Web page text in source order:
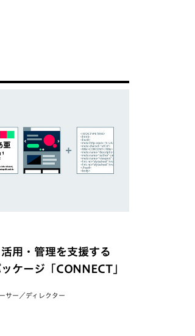
用・管理を支援する
ケージ「CONNECT」
サー／ディレクター